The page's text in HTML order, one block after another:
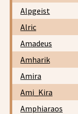
Alpgeist
Alric
Amadeus
Amharik
Amira
Ami_Kira
Amphiaraos